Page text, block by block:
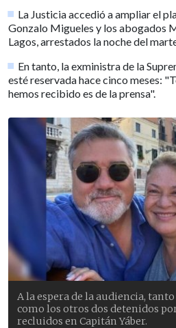
La Justicia accedió a ampliar el
Gonzalo Migueles y los abogados
Lagos, arrestados la noche del
En tanto, la exministra de la
esté reservada hace cinco meses:
hemos recibido es de la prensa".
A la espera de la audiencia,
como los otros dos detenidos
recluidos en Capitán Yáber.